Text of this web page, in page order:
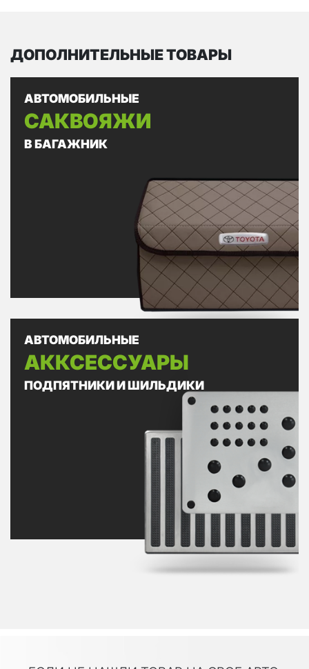
ДОПОЛНИТЕЛЬНЫЕ ТОВАРЫ
АВТОМОБИЛЬНЫЕ
САКВОЯЖИ
В БАГАЖНИК
АВТОМОБИЛЬНЫЕ
АККСЕССУАРЫ
ПОДПЯТНИКИ И ШИЛЬДИКИ